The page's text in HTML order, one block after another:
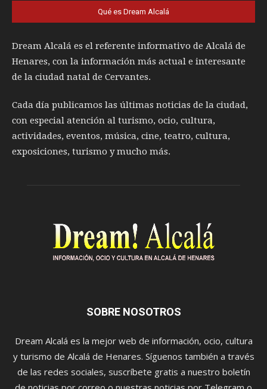
Qué es Dream Alcalá
Dream Alcalá es el referente informativo de Alcalá de
Henares, con la información más actual e interesante
de la ciudad natal de Cervantes.
Cada día publicamos las últimas noticias de la ciudad,
con especial atención al turismo, ocio, cultura,
actividades, eventos, música, cine, teatro, cultura,
exposiciones, turismo y mucho más.
SOBRE NOSOTROS
Dream Alcalá es la mejor web de información, ocio, cultura
y turismo de Alcalá de Henares. Síguenos también a través
de las redes sociales, suscríbete gratis a nuestro boletín